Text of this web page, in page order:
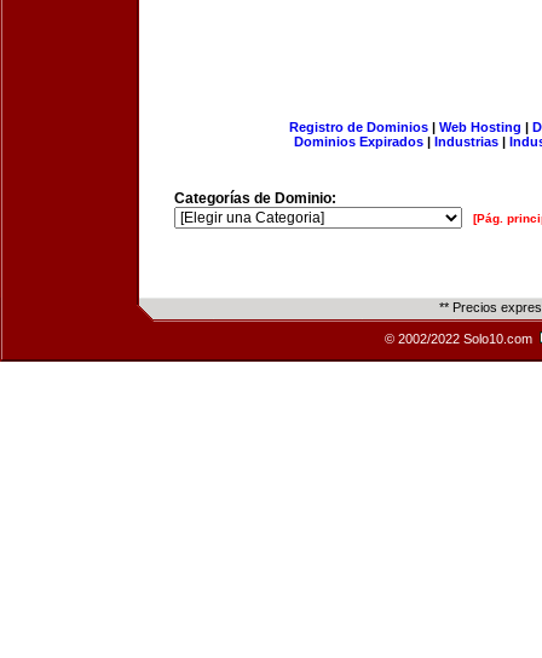
Registro de Dominios| Web Hosting |
Dominios Expirados | Industrias |
Categorías de Dominio:
[Pág.
** Precios
© 2002/2022 Solo10.com